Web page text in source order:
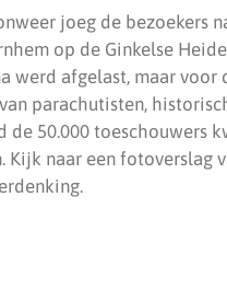
joeg de bezoekers
op de Ginkelse
werd afgelast, maar
parachutisten,
de 50.000 toeschouwers
Kijk naar een fotoverslag